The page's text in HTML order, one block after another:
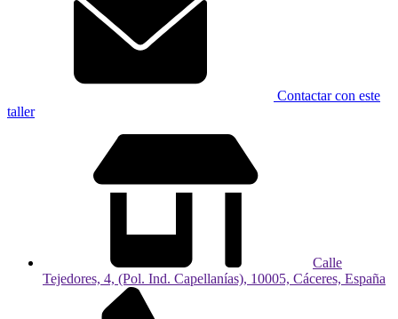
Contactar con este
taller
Calle
Tejedores, 4, (Pol. Ind. Capellanías), 10005, Cáceres, España